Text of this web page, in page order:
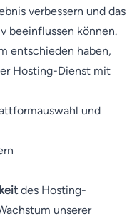
verbessern und das
beeinflussen können.
entschieden haben,
Hosting-Dienst mit
und
des Hosting-
unserer